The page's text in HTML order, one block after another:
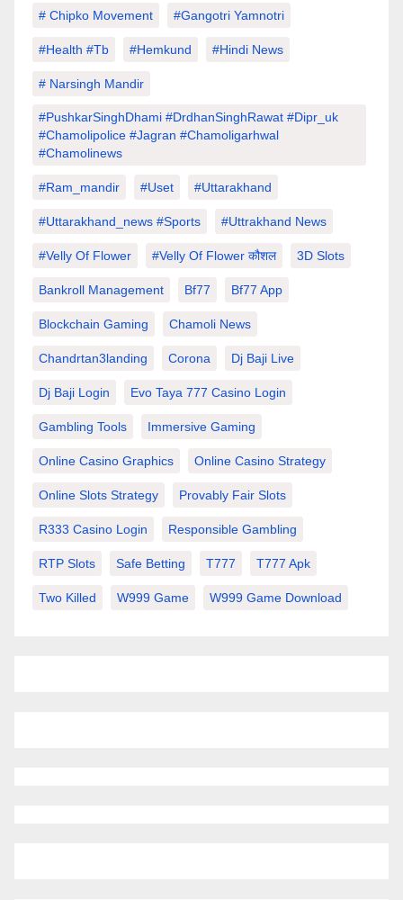
# Chipko Movement #Gangotri Yamnotri
#Health #tb #hemkund #hindi News
# Narsingh Mandir
#PushkarSinghDhami #drdhanSinghRawat #dipr_uk
#chamolipolice #Jagran #chamoligarhwal
#chamolinews
#Ram_mandir #uset #uttarakhand
#Uttarakhand_news #sports #Uttrakhand News
#velly Of Flower #velly Of Flower कौशल 3D Slots
Bankroll Management Bf77 Bf77 App
Blockchain Gaming Chamoli News
Chandrtan3landing Corona Dj Baji Live
Dj Baji Login Evo Taya 777 Casino Login
Gambling Tools Immersive Gaming
Online Casino Graphics Online Casino Strategy
Online Slots Strategy Provably Fair Slots
R333 Casino Login Responsible Gambling
RTP Slots Safe Betting T777 T777 Apk
Two Killed W999 Game W999 Game Download